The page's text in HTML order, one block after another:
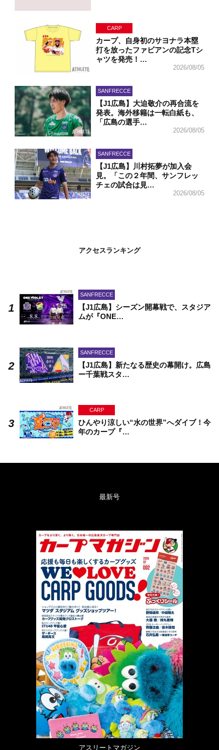
CARP
カープ、自身初のサヨナラ本塁
打を放ったファビアンの記念Tシ
ャツを発売！…
2026/08/05
SANFRECCE
【J1広島】大迫敬介の再合流を
発表。海外移籍は一転白紙も、
「広島の選手…
2026/08/05
SANFRECCE
【J1広島】川村拓夢が加入会
見。「この２年間、サンフレッ
チェの試合は見…
2026/08/05
アクセスランキング
SANFRECCE
【J1広島】シーズン開幕戦で、スタジア
ムが『ONE…
SANFRECCE
【J1広島】新たなる歴史の幕開け。広島
ー千葉戦スタ…
CARP
ひんやり涼しい“水の世界”へダイブ！今
年のカープ『…
最新号
アスリートマガジン